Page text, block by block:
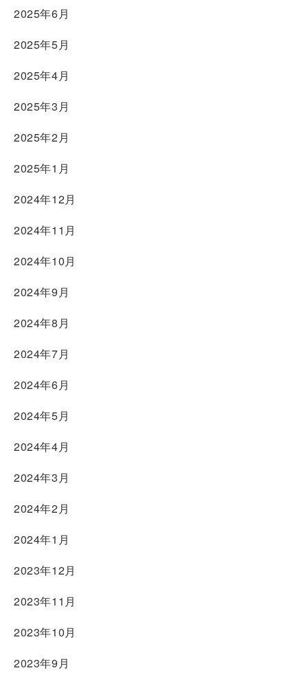
2025年6月
2025年5月
2025年4月
2025年3月
2025年2月
2025年1月
2024年12月
2024年11月
2024年10月
2024年9月
2024年8月
2024年7月
2024年6月
2024年5月
2024年4月
2024年3月
2024年2月
2024年1月
2023年12月
2023年11月
2023年10月
2023年9月